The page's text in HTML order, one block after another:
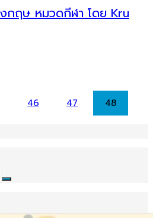
กฤษ หมวดกีฬา โดย Kru
46 47
48